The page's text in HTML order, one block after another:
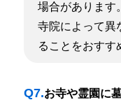
場合があります
寺院によって異
ることをおすす
Q7.お寺や霊園に